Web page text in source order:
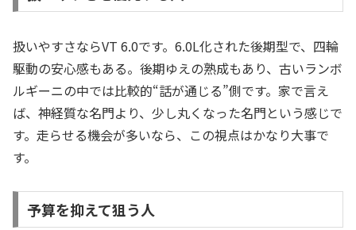
扱いやすさならVT 6.0です。6.0L化された後期型で、四輪
駆動の安心感もある。後期ゆえの熟成もあり、古いランボ
ルギーニの中では比較的“話が通じる”側です。家で言え
ば、神経質な名門より、少し丸くなった名門という感じで
す。走らせる機会が多いなら、この視点はかなり大事で
す。
予算を抑えて狙う人